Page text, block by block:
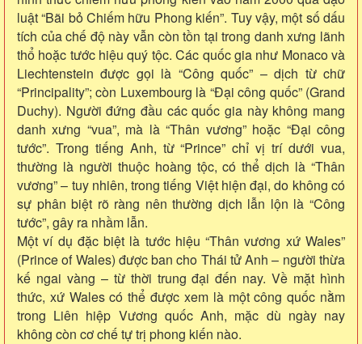
luật “Bãi bỏ Chiếm hữu Phong kiến”. Tuy vậy, một số dấu
tích của chế độ này vẫn còn tồn tại trong danh xưng lãnh
thổ hoặc tước hiệu quý tộc. Các quốc gia như Monaco và
Liechtenstein được gọi là “Công quốc” – dịch từ chữ
“Principality”; còn Luxembourg là “Đại công quốc” (Grand
Duchy). Người đứng đầu các quốc gia này không mang
danh xưng “vua”, mà là “Thân vương” hoặc “Đại công
tước”. Trong tiếng Anh, từ “Prince” chỉ vị trí dưới vua,
thường là người thuộc hoàng tộc, có thể dịch là “Thân
vương” – tuy nhiên, trong tiếng Việt hiện đại, do không có
sự phân biệt rõ ràng nên thường dịch lẫn lộn là “Công
tước”, gây ra nhầm lẫn.
Một ví dụ đặc biệt là tước hiệu “Thân vương xứ Wales”
(Prince of Wales) được ban cho Thái tử Anh – người thừa
kế ngai vàng – từ thời trung đại đến nay. Về mặt hình
thức, xứ Wales có thể được xem là một công quốc nằm
trong Liên hiệp Vương quốc Anh, mặc dù ngày nay
không còn cơ chế tự trị phong kiến nào.